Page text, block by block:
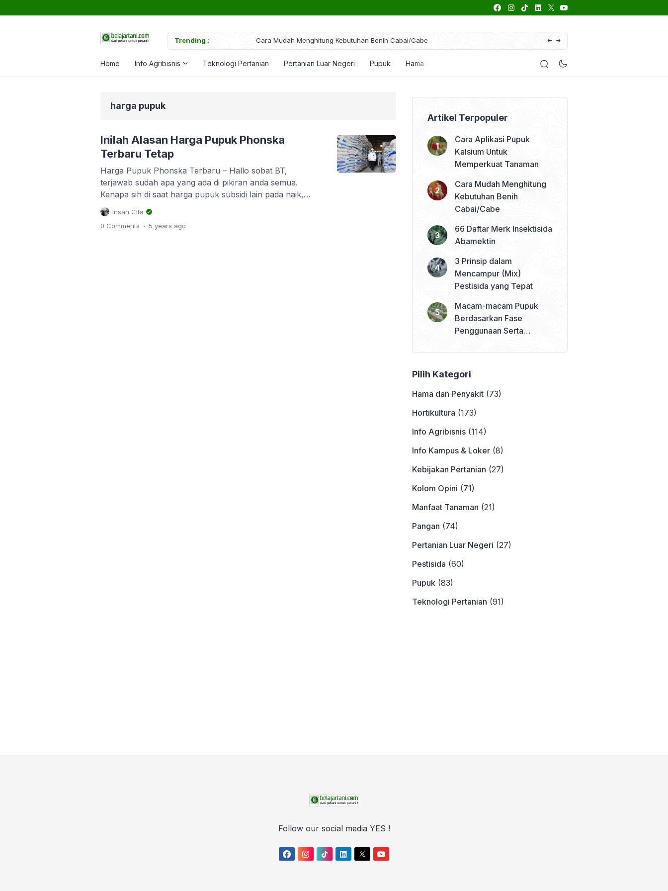
Trending : Cara Mudah Menghitung Kebutuhan Benih Cabai/Cabe 66 Daftar Merk Insektisida Abamektin
Home Info Agribisnis Teknologi Pertanian Pertanian Luar Negeri Pupuk Hama dan Penyakit Manfaat Tanaman
harga pupuk
Inilah Alasan Harga Pupuk Phonska
Terbaru Tetap
Harga Pupuk Phonska Terbaru – Hallo sobat BT,
terjawab sudah apa yang ada di pikiran anda semua.
Kenapa sih di saat harga pupuk subsidi lain pada naik,
hanya pupuk phonska saja yang tidak mengalami
kenaikan. Seperti yang kita ketahui semua, harga pupuk
phonska subsidi berdasarkan Permentan No. 49 tahun
Insan Cita
0 Comments . 5 years ago
Artikel Terpopuler
Cara Aplikasi Pupuk
Kalsium Untuk
Memperkuat Tanaman
Cara Mudah Menghitung
Kebutuhan Benih
Cabai/Cabe
66 Daftar Merk Insektisida
Abamektin
3 Prinsip dalam
Mencampur (Mix)
Pestisida yang Tepat
Macam-macam Pupuk
Berdasarkan Fase
Penggunaan Serta
Pilih Kategori
Hama dan Penyakit(73)
Hortikultura (173)
Info Agribisnis(114)
Info Kampus & Loker(8)
Kebijakan Pertanian (27)
Kolom Opini (71)
Manfaat Tanaman (21)
Pangan (74)
Pertanian Luar Negeri (27)
Pestisida (60)
Pupuk(83)
Teknologi Pertanian (91)
Follow our social media YES !